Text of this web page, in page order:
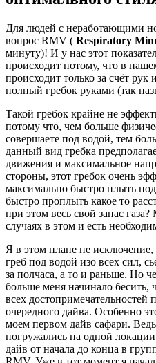
Для людей с неработающими
вопрос RMV ( Respiratory
минуту)! И у нас этот
происходит потому, что в
происходит только за счёт
полный гребок руками (так
Такой гребок крайне не
потому что, чем больше
совершаете под водой, тем
данный вид гребка
движения и максимальное
стороны, этот гребок очень
максимально быстро плыть
быстро проплыть какое то
при этом весь свой запас
случаях в этом и есть
Я в этом плане не исключение,
греб под водой изо всех сил,
за полчаса, а то и раньше. Но
больше меня начинало бесить,
всех
очередного дайва. Особенно
моем первом дайв сафари.
погружались на одной
дайв от начала до конца в